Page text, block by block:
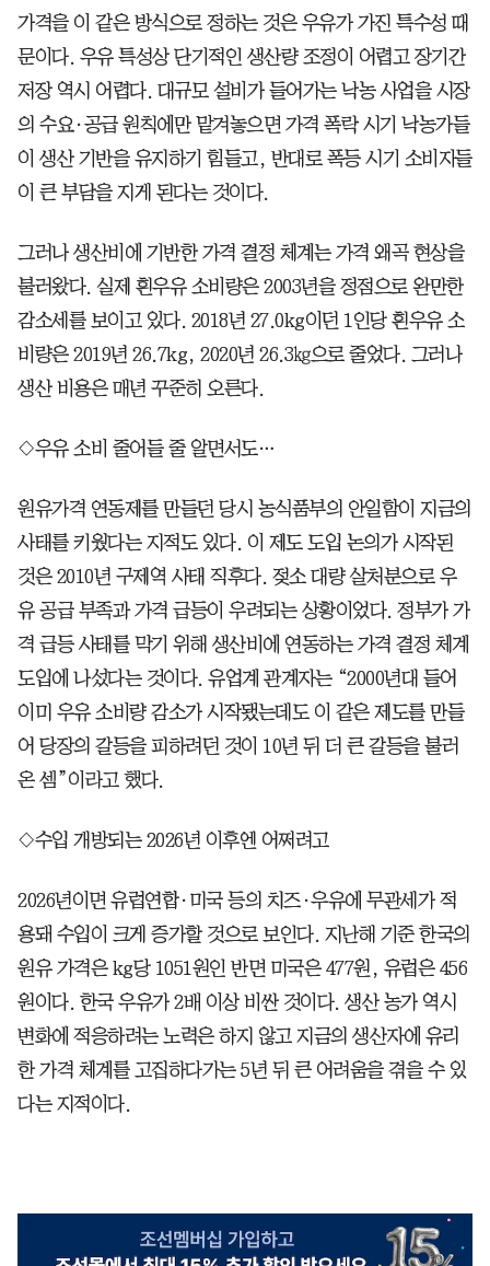
가격을 이 같은 방식으로 정하는 것은 우유가 가진 특수성 때
문이다. 우유 특성상 단기적인 생산량 조정이 어렵고 장기간
저장 역시 어렵다. 대규모 설비가 들어가는 낙농 사업을 시장
의 수요·공급 원칙에만 맡겨놓으면 가격 폭락 시기 낙농가들
이 생산 기반을 유지하기 힘들고, 반대로 폭등 시기 소비자들
이 큰 부담을 지게 된다는 것이다.
그러나 생산비에 기반한 가격 결정 체계는 가격 왜곡 현상을
불러왔다. 실제 흰우유 소비량은 2003년을 정점으로 완만한
감소세를 보이고 있다. 2018년 27.0kg이던 1인당 흰우유 소
비량은 2019년 26.7kg, 2020년 26.3㎏으로 줄었다. 그러나
생산 비용은 매년 꾸준히 오른다.
◇우유 소비 줄어들 줄 알면서도…
원유가격 연동제를 만들던 당시 농식품부의 안일함이 지금의
사태를 키웠다는 지적도 있다. 이 제도 도입 논의가 시작된
것은 2010년 구제역 사태 직후다. 젖소 대량 살처분으로 우
유 공급 부족과 가격 급등이 우려되는 상황이었다. 정부가 가
격 급등 사태를 막기 위해 생산비에 연동하는 가격 결정 체계
도입에 나섰다는 것이다. 유업계 관계자는 “2000년대 들어
이미 우유 소비량 감소가 시작됐는데도 이 같은 제도를 만들
어 당장의 갈등을 피하려던 것이 10년 뒤 더 큰 갈등을 불러
온 셈”이라고 했다.
◇수입 개방되는 2026년 이후엔 어쩌려고
2026년이면 유럽연합·미국 등의 치즈·우유에 무관세가 적
용돼 수입이 크게 증가할 것으로 보인다. 지난해 기준 한국의
원유 가격은 kg당 1051원인 반면 미국은 477원, 유럽은 456
원이다. 한국 우유가 2배 이상 비싼 것이다. 생산 농가 역시
변화에 적응하려는 노력은 하지 않고 지금의 생산자에 유리
한 가격 체계를 고집하다가는 5년 뒤 큰 어려움을 겪을 수 있
다는 지적이다.